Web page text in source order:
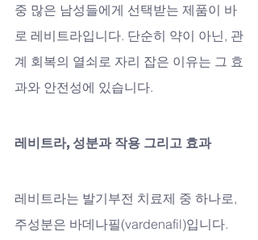
중 많은 남성들에게 선택받는 제품이 바
로 레비트라입니다. 단순히 약이 아닌, 관
계 회복의 열쇠로 자리 잡은 이유는 그 효
과와 안전성에 있습니다.
레비트라, 성분과 작용 그리고 효과
레비트라는 발기부전 치료제 중 하나로,
주성분은 바데나필(vardenafil)입니다.